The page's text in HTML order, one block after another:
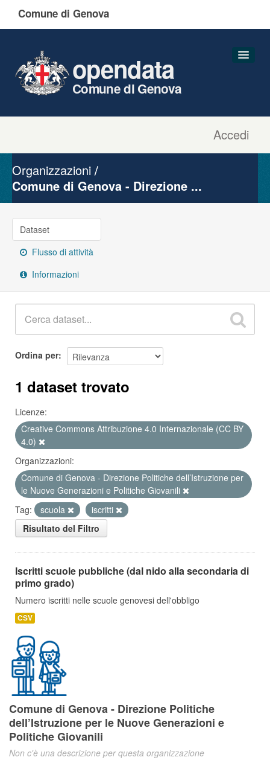
Comune di Genova
Accedi
opendata
Comune di Genova
Gruppi
Organizzazioni
Comune di Genova - Direzione ...
Dataset
Flusso di attività
Informazioni
Ordina per
1 dataset trovato
Licenze:
Creative Commons Attribuzione 4.0 Internazionale (CC BY
4.0)
Organizzazioni:
Comune di Genova - Direzione Politiche dell’Istruzione per
le Nuove Generazioni e Politiche Giovanili
Tag:
scuola
iscritti
Risultato del Filtro
Iscritti scuole pubbliche (dal nido alla secondaria di
primo grado)
Numero iscritti nelle scuole genovesi dell'obbligo
CSV
Comune di Genova - Direzione Politiche
dell’Istruzione per le Nuove Generazioni e
Politiche Giovanili
Non c'è una descrizione per questa organizzazione